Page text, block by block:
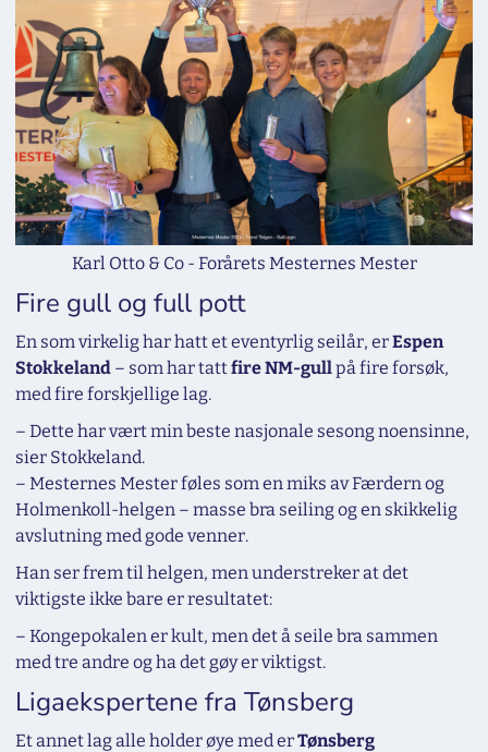
Karl Otto & Co - Forårets Mesternes Mester
Fire gull og full pott
En som virkelig har hatt et eventyrlig seilår, erEspen
Stokkeland – som har tattfire NM-gullpå fire forsøk,
med fire forskjellige lag.
– Dette har vært min beste nasjonale sesong noensinne,
sier Stokkeland.
– Mesternes Mester føles som en miks av Færdern og
Holmenkoll-helgen – masse bra seiling og en skikkelig
avslutning med gode venner.
Han ser frem til helgen, men understreker at det
viktigste ikke bare er resultatet:
– Kongepokalen er kult, men det å seile bra sammen
med tre andre og ha det gøy er viktigst.
Ligaekspertene fra Tønsberg
Et annet lag alle holder øye med erTønsberg